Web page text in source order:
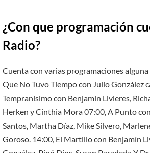
¿Con que programación
Radio?
Cuenta con varias programaciones alguna
Que No Tuvo Tiempo con Julio González
Tempranísimo con Benjamín Livieres,
Herken y Cinthia Mora 07:00, A Punto
Santos, Martha Díaz, Mike Silvero,
Goroso. 14:00, El Martillo con Benjamín